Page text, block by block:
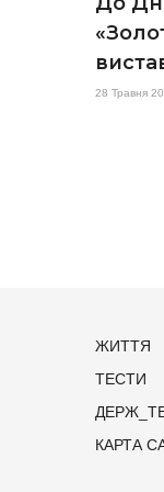
28 Травня
ЖИТТЯ
ТЕСТИ
КАРТА